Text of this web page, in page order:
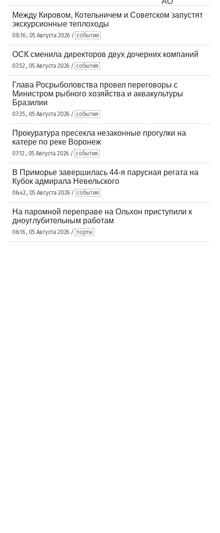
Между Кировом, Котельничем и Советском запустят
экскурсионные теплоходы
08:16 , 05 Августа 2026 / события
ОСК сменила директоров двух дочерних компаний
07:52 , 05 Августа 2026 / события
Глава Росрыболовства провел переговоры с
Министром рыбного хозяйства и аквакультуры
Бразилии
07:35 , 05 Августа 2026 / события
Прокуратура пресекла незаконные прогулки на
катере по реке Воронеж
07:12 , 05 Августа 2026 / события
В Приморье завершилась 44-я парусная регата на
Кубок адмирала Невельского
06:43 , 05 Августа 2026 / события
На паромной переправе на Ольхон приступили к
дноуглубительным работам
06:16 , 05 Августа 2026 / порты